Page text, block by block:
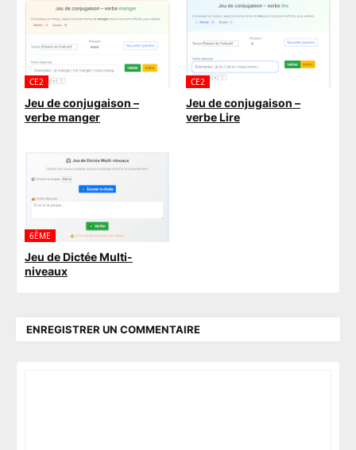
CE2
Jeu de conjugaison –
verbe manger
CE2
Jeu de conjugaison –
verbe Lire
6ÈME
Jeu de Dictée Multi-
niveaux
ENREGISTRER UN COMMENTAIRE